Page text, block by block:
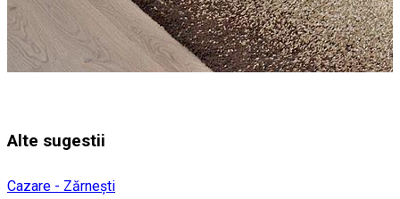
Alte sugestii
Cazare - Zărnești